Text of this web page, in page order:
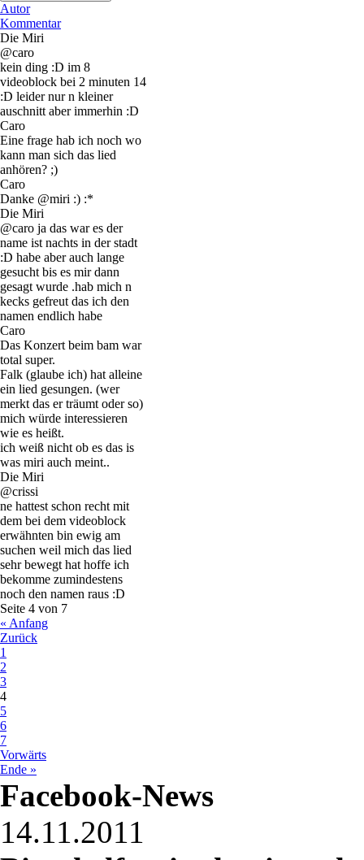
Autor
Kommentar
Die Miri
@caro
kein ding :D im 8
videoblock bei 2 minuten 14
:D leider nur n kleiner
auschnitt aber immerhin :D
Caro
Eine frage hab ich noch wo
kann man sich das lied
anhören? ;)
Caro
Danke @miri :) :*
Die Miri
@caro ja das war es der
name ist nachts in der stadt
:D habe aber auch lange
gesucht bis es mir dann
gesagt wurde .hab mich n
kecks gefreut das ich den
namen endlich habe
Caro
Das Konzert beim bam war
total super.
Falk (glaube ich) hat alleine
ein lied gesungen. (wer
merkt das er träumt oder so)
mich würde interessieren
wie es heißt.
ich weiß nicht ob es das is
was miri auch meint..
Die Miri
@crissi
ne hattest schon recht mit
dem bei dem videoblock
erwähnten bin ewig am
suchen weil mich das lied
sehr bewegt hat hoffe ich
bekomme zumindestens
noch den namen raus :D
Seite 4 von 7
« Anfang
Zurück
1
2
3
4
5
6
7
Vorwärts
Ende »
Facebook-News
14.11.2011